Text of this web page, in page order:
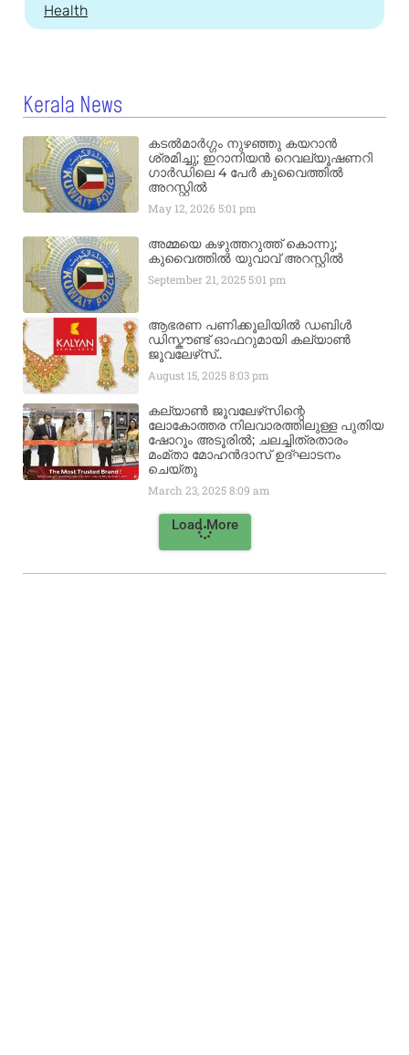
Health
Kerala News
കടൽമാർഗ്ഗം നുഴഞ്ഞു കയറാൻ
ശ്രമിച്ചു; ഇറാനിയൻ റെവല്യൂഷണറി
ഗാർഡിലെ 4 പേർ കുവൈത്തിൽ
അറസ്റ്റിൽ
May 12, 20265:01 pm
അമ്മയെ കഴുത്തറുത്ത് കൊന്നു;
കുവൈത്തിൽ യുവാവ് അറസ്റ്റിൽ
September 21, 20255:01 pm
ആഭരണ പണിക്കൂലിയിൽ ഡബിൾ
ഡിസ്കൗണ്ട് ഓഫറുമായി കല്യാൺ
ജൂവലേഴ്‌സ്..
August 15, 20258:03 pm
കല്യാൺ ജൂവലേഴ്‌സിന്റെ
ലോകോത്തര നിലവാരത്തിലുള്ള പുതിയ
ഷോറൂം അടൂരിൽ; ചലച്ചിത്രതാരം
മംമ്താ മോഹൻദാസ് ഉദ്ഘാടനം
ചെയ്‌തു
March 23, 20258:09 am
Load More